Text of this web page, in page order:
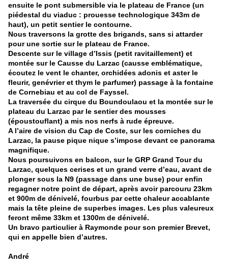
ensuite le pont submersible via le plateau de France (un
piédestal du viaduc : prouesse technologique 343m de
haut), un petit sentier le contourne.
Nous traversons la grotte des brigands, sans si attarder
pour une sortie sur le plateau de France.
Descente sur le village d’Issis (petit ravitaillement) et
montée sur le Causse du Larzac (causse emblématique,
écoutez le vent le chanter, orchidées adonis et aster le
fleurir, genévrier et thym le parfumer) passage à la fontaine
de Cornebiau et au col de Fayssel.
La traversée du cirque du Boundoulaou et la montée sur le
plateau du Larzac par le sentier des mousses
(époustouflant) a mis nos nerfs à rude épreuve.
A l’aire de vision du Cap de Coste, sur les corniches du
Larzac, la pause pique nique s’impose devant ce panorama
magnifique.
Nous poursuivons en balcon, sur le GRP Grand Tour du
Larzac, quelques cerises et un grand verre d’eau, avant de
plonger sous la N9 (passage dans une buse) pour enfin
regagner notre point de départ, après avoir parcouru 23km
et 900m de dénivelé, fourbus par cette chaleur accablante
mais la tête pleine de superbes images. Les plus valeureux
feront même 33km et 1300m de dénivelé.
Un bravo particulier à Raymonde pour son premier Brevet,
qui en appelle bien d’autres.
André